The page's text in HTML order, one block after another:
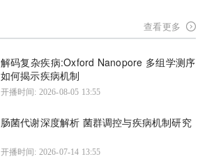
查看更多
解码复杂疾病:Oxford Nanopore 多组学测序
如何揭示疾病机制
开播时间: 2026-08-05 13:55
肠菌代谢深度解析 菌群调控与疾病机制研究
开播时间: 2026-07-14 13:55